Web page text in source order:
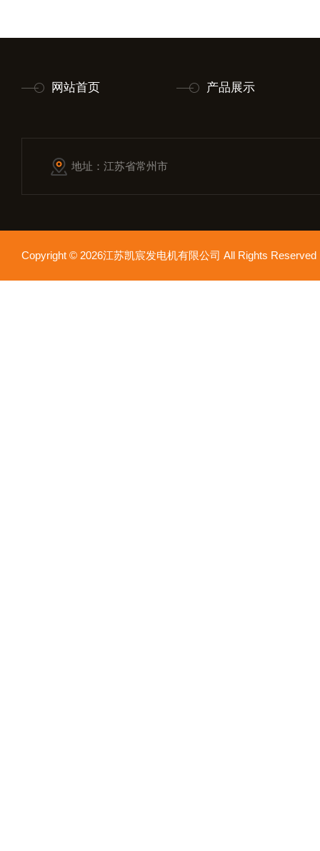
网站首页 产品展示
地址：江苏省常州市
Copyright © 2026江苏凯宸发电机有限公司 All Rights